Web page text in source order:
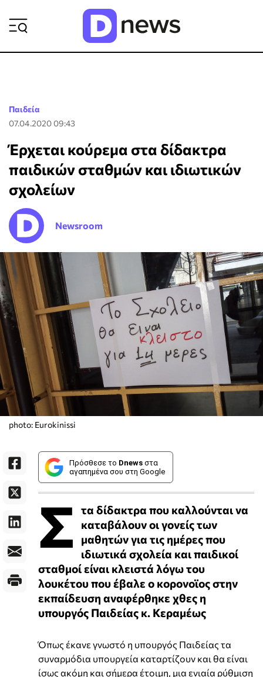
Παιδεία
07.04.2020 09:43
Έρχεται κούρεμα στα δίδακτρα
παιδικών σταθμών και ιδιωτικών
σχολείων
Newsroom
photo: Eurokinissi
Πρόσθεσε το Dnews στα
αγαπημένα σου στη Google
Σ τα δίδακτρα που καλλούνται να
καταβάλουν οι γονείς των
μαθητών για τις ημέρες που
ιδιωτικά σχολεία και παιδικοί
σταθμοί είναι κλειστά λόγω του
λουκέτου που έβαλε ο κορονοϊος στην
εκπαίδευση αναφέρθηκε χθες η
υπουργός Παιδείας κ. Κεραμέως
Όπως έκανε γνωστό η υπουργός Παιδείας τα
συναρμόδια υπουργεία καταρτίζουν και θα είναι
ίσως ακόμη και σήμερα έτοιμη, μια ενιαία ρύθμιση